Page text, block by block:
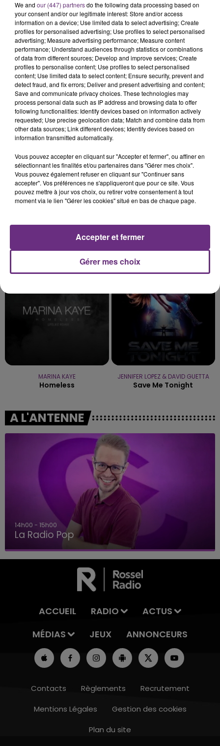
10h00 - 14h00
6 août 2026
SI TOUT LE MONDE FAIT ÇA, MOI L'ANNÉE
PROCHAINE JE VENDANGE EN...
La vendange en Champagne a débuté ce jeudi 6
août dans la commune de Montgueux (Aube). Du
jamais vu !
6 août 2026
L'INSPECTION DU TRAVAIL RAPPELLE À
L'ORDRE SUR LES CONDITIONS DE...
s'est avéré être plus précoce que prévu,
l'inspection du Travail en profite pour rappeler
les conditions de...
TITRES DIFFUSÉS
4h39
4h39
MARINA KAYE
Homeless
4h35
4h35
JENNIFER LOPEZ & DAVID GUETTA
Save Me Tonight
A L'ANTENNE
14h00 - 15h00
La Radio Pop
ACCUEIL RADIO
ACTUS
MÉDIAS
JEUX ANNONCEURS
Contacts Règlements
Recrutement
Mentions Légales
Gestion des cookies
Plan du site
We and our (447) partnersdo the following data processing based on
your consent and/or our legitimate interest: Store and/or access
information on a device; Use limited data to select advertising; Create
profiles for personalised advertising; Use profiles to select personalised
advertising; Measure advertising performance; Measure content
performance; Understand audiences through statistics or combinations
of data from different sources; Develop and improve services; Create
profiles to personalise content; Use profiles to select personalised
content; Use limited data to select content; Ensure security, prevent and
detect fraud, and fix errors; Deliver and present advertising and content;
Save and communicate privacy choices. These technologies may
process personal data such as IP address and browsing data to offer
following functionalities: Identify devices based on information actively
requested; Use precise geolocation data; Match and combine data from
other data sources; Link different devices; Identify devices based on
information transmitted automatically.
Vous pouvez accepter en cliquant sur "Accepter et fermer", ou affiner en
sélectionnant les finalités et/ou partenaires dans "Gérer mes choix".
Vous pouvez également refuser en cliquant sur "Continuer sans
accepter". Vos préférences ne s'appliqueront que pour ce site. Vous
pouvez mettre à jour vos choix, ou retirer votre consentement à tout
moment via le lien "Gérer les cookies" situé en bas de chaque page.
Gérer mes choix
Accepter et fermer